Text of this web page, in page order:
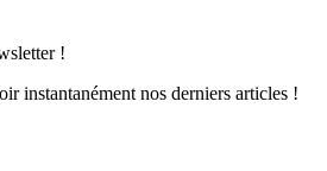
!
instantanément nos derniers articles !